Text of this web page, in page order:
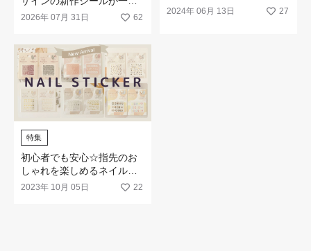
発売
2026年 07月 31日 62
す！
2024年 06月 13日 27
特集
初心者でも安心☆指先のお
しゃれを楽しめるネイルシ
ールの新作が登場！
2023年 10月 05日 22